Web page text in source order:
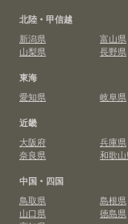
北陸・甲信越
新潟県
富山県
山梨県
長野県
東海
愛知県
岐阜県
近畿
大阪府
兵庫県
奈良県
和歌山
中国・四国
鳥取県
島根県
山口県
徳島県